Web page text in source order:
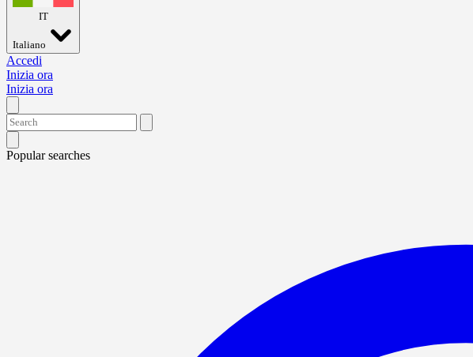
IT
Italiano
Accedi
Inizia ora
Inizia ora
Popular searches